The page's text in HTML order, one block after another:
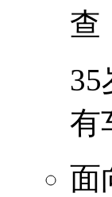
查
35
有
面